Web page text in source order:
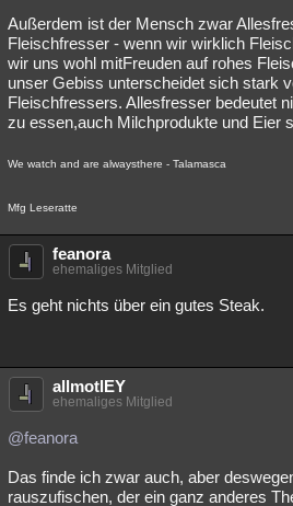
Außerdem ist der Mensch zwar
Fleischfresser - wenn wir wirklich
wir uns wohl mitFreuden auf rohes
unser Gebiss unterscheidet sich stark
Fleischfressers. Allesfresser bedeutet
zu essen,auch Milchprodukte und Eier
We watch and are alwaysthere - Talamasca
Mfg Leseratte
feanora
ehemaliges Mitglied
Es geht nichts über ein gutes Steak.
allmotlEY
ehemaliges Mitglied
@feanora
Das finde ich zwar auch, aber
rauszufischen, der ein ganz anderes